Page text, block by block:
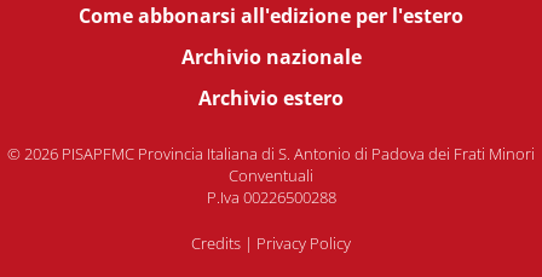
Come abbonarsi all'edizione per l'estero
Archivio nazionale
Archivio estero
© 2026 PISAPFMC Provincia Italiana di S. Antonio di Padova dei Frati Minori
Conventuali
P.Iva 00226500288
Credits | Privacy Policy